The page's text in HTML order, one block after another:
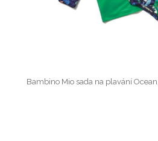
Bambino Mio sada na plavání